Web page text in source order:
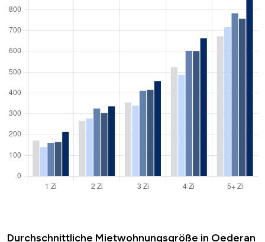
Durchschnittliche Mietwohnungsgröße in Oederan